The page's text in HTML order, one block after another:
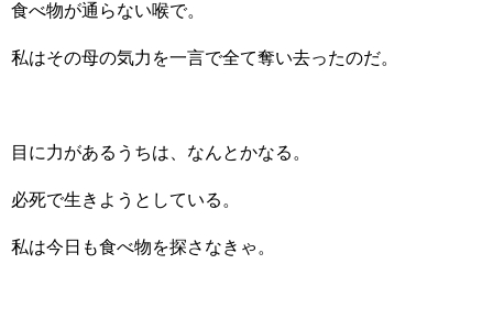
食べ物が通らない喉で。
私はその母の気力を一言で全て奪い去ったのだ。
目に力があるうちは、なんとかなる。
必死で生きようとしている。
私は今日も食べ物を探さなきゃ。